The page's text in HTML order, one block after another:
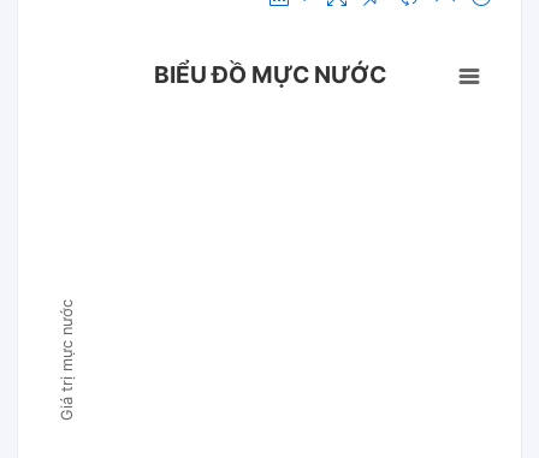
Giá trị mực nước
BIỂU ĐỒ MỰC NƯỚC